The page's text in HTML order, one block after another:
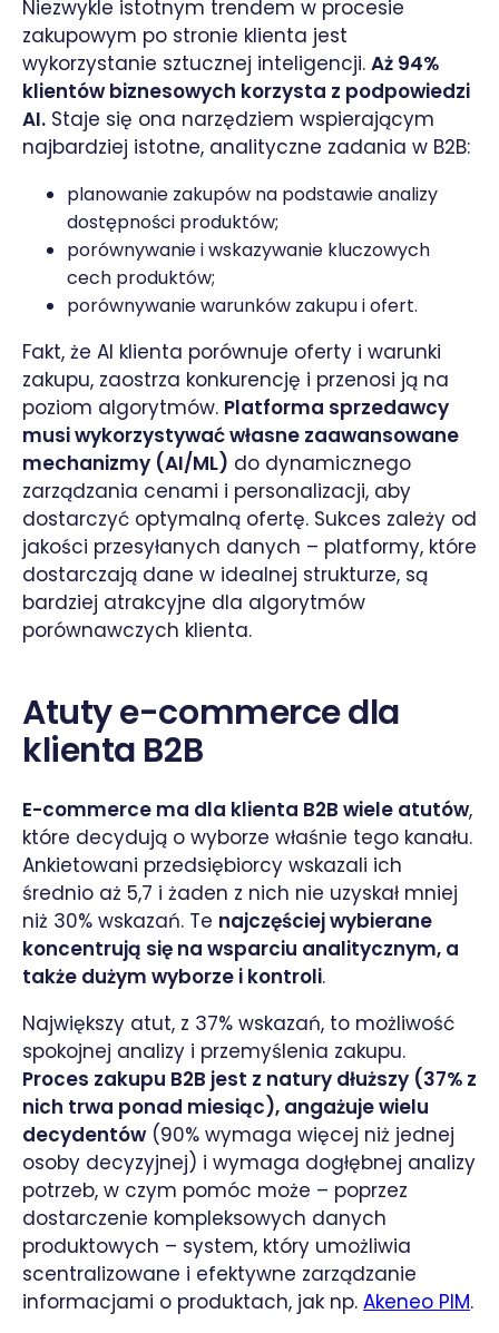
Niezwykle istotnym trendem w procesie
zakupowym po stronie klienta jest
wykorzystanie sztucznej inteligencji. Aż 94%
klientów biznesowych korzysta z podpowiedzi
AI. Staje się ona narzędziem wspierającym
najbardziej istotne, analityczne zadania w B2B:
planowanie zakupów na podstawie analizy
dostępności produktów;
porównywanie i wskazywanie kluczowych
cech produktów;
porównywanie warunków zakupu i ofert.
Fakt, że AI klienta porównuje oferty i warunki
zakupu, zaostrza konkurencję i przenosi ją na
poziom algorytmów. Platforma sprzedawcy
musi wykorzystywać własne zaawansowane
mechanizmy (AI/ML) do dynamicznego
zarządzania cenami i personalizacji, aby
dostarczyć optymalną ofertę. Sukces zależy od
jakości przesyłanych danych – platformy, które
dostarczają dane w idealnej strukturze, są
bardziej atrakcyjne dla algorytmów
porównawczych klienta.
Atuty e-commerce dla
klienta B2B
E-commerce ma dla klienta B2B wiele atutów,
które decydują o wyborze właśnie tego kanału.
Ankietowani przedsiębiorcy wskazali ich
średnio aż 5,7 i żaden z nich nie uzyskał mniej
niż 30% wskazań. Te najczęściej wybierane
koncentrują się na wsparciu analitycznym, a
także dużym wyborze i kontroli.
Największy atut, z 37% wskazań, to możliwość
spokojnej analizy i przemyślenia zakupu.
Proces zakupu B2B jest z natury dłuższy (37% z
nich trwa ponad miesiąc), angażuje wielu
decydentów (90% wymaga więcej niż jednej
osoby decyzyjnej) i wymaga dogłębnej analizy
potrzeb, w czym pomóc może – poprzez
dostarczenie kompleksowych danych
produktowych – system, który umożliwia
scentralizowane i efektywne zarządzanie
informacjami o produktach, jak np. Akeneo PIM.